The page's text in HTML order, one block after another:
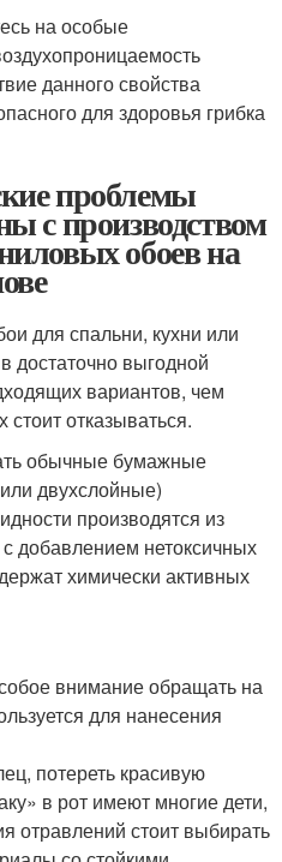
на особые
данного свойства
для здоровья грибка
проблемы
с производством
обоев на
для спальни, кухни или
достаточно выгодной
вариантов, чем
стоит отказываться.
обычные бумажные
двухслойные)
производятся из
добавлением нетоксичных
химически активных
внимание обращать на
для нанесения
потереть красивую
в рот имеют многие дети,
отравлений стоит выбирать